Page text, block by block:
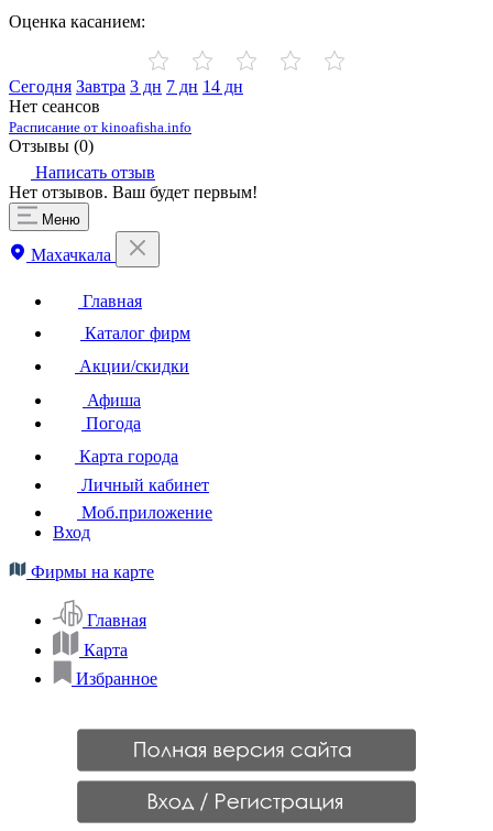
Оценка касанием:
Сегодня Завтра 3 дн 7 дн 14 дн
Нет сеансов
Расписание от kinoafisha.info
Отзывы (0)
Написать отзыв
Нет отзывов. Ваш будет первым!
Меню
Махачкала
Главная
Каталог фирм
Акции/скидки
Афиша
Погода
Карта города
Личный кабинет
Моб.приложение
Вход
Фирмы на карте
Главная
Карта
Избранное